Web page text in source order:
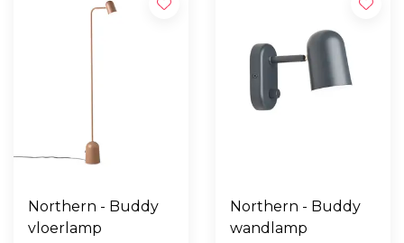
Northern - Buddy
vloerlamp
Northern - Buddy
wandlamp